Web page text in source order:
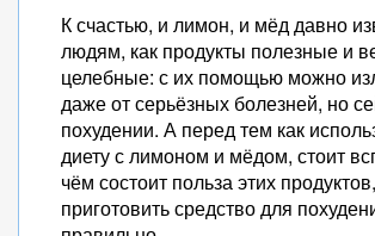
К счастью, и лимон, и мёд давно
людям, как продукты полезные и
целебные: с их помощью можно
даже от серьёзных болезней, но
похудении. А перед тем как
диету с лимоном и мёдом, стоит
чём состоит польза этих
приготовить средство для